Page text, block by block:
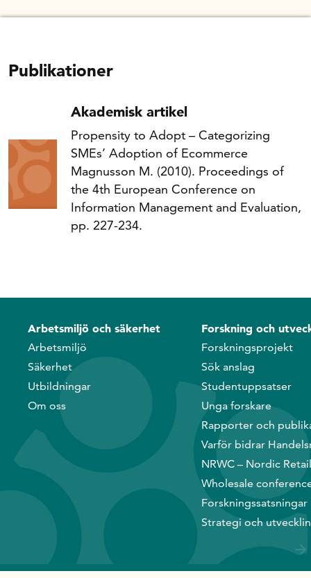
Publikationer
Akademisk artikel
Propensity to Adopt – Categorizing
SMEs’ Adoption of Ecommerce
Magnusson M. (2010). Proceedings of
the 4th European Conference on
Information Management and Evaluation,
pp. 227-234.
Arbetsmiljö och säkerhet
Arbetsmiljö
Säkerhet
Utbildningar
Om oss
Forskning och
Forskningsprojekt
Sök anslag
Studentuppsatser
Unga forskare
Rapporter och
Varför bidrar
NRWC – Nordic
Wholesale
Forskningssatsningar
Strategi och